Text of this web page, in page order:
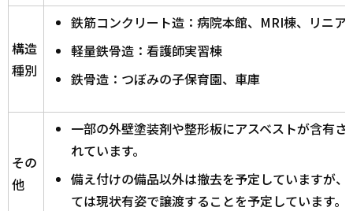
構造
種別
鉄筋コンクリート造：病院本館、MRI棟、リニア
軽量鉄骨造：看護師実習棟
鉄骨造：つぼみの子保育園、車庫
その
他
一部の外壁塗装剤や整形板にアスベストが含有
れています。
備え付けの備品以外は撤去を予定していますが
ては現状有姿で譲渡することを予定しています。